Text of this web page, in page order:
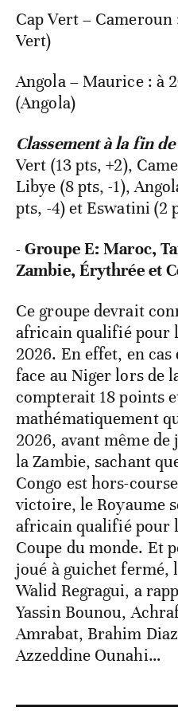
Cap Vert – Cameroun
Vert)
Angola – Maurice : à
(Angola)
Classement à la fin
Vert (13 pts, +2),
Libye (8 pts, -1),
pts, -4) et Eswatini (2
- Groupe E: Maroc,
Zambie, Érythrée et
Ce groupe devrait
africain qualifié pour
2026. En effet, en
face au Niger lors de
compterait 18 points
mathématiquement
2026, avant même
la Zambie, sachant
Congo est hors-
victoire, le Royaume
africain qualifié pour
Coupe du monde. Et
joué à guichet fermé,
Walid Regragui, a
Yassin Bounou,
Amrabat, Brahim
Azzeddine Ounahi…